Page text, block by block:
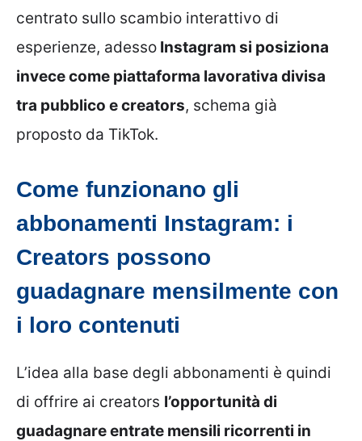
centrato sullo scambio interattivo di
esperienze, adesso Instagram si posiziona
invece come piattaforma lavorativa divisa
tra pubblico e creators, schema già
proposto da TikTok.
Come funzionano gli
abbonamenti Instagram: i
Creators possono
guadagnare mensilmente con
i loro contenuti
L’idea alla base degli abbonamenti è quindi
di offrire ai creators l’opportunità di
guadagnare entrate mensili ricorrenti in